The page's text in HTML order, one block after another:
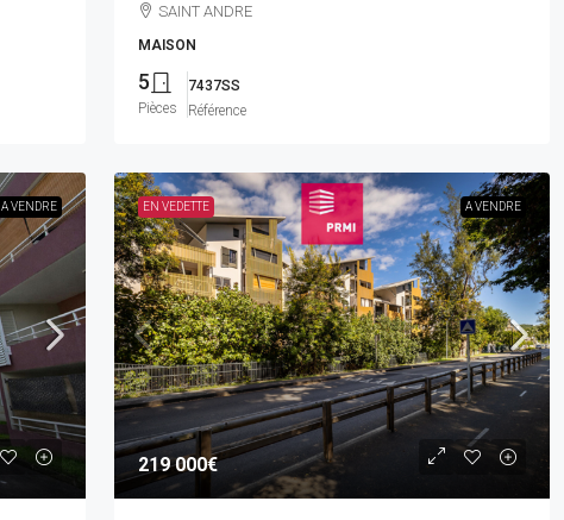
SAINT ANDRE
MAISON
5
Pièces
7437SS
Référence
A VENDRE EN VEDETTE A VENDRE
219 000€